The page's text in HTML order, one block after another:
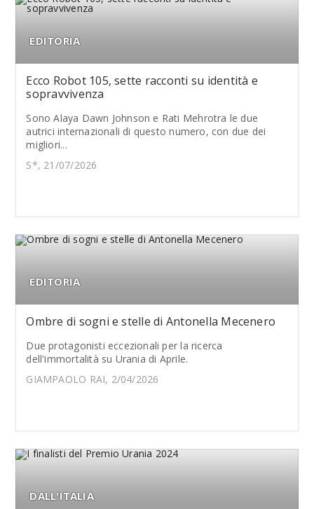
EDITORIA
Ecco Robot 105, sette racconti su identità e
sopravvivenza
Sono Alaya Dawn Johnson e Rati Mehrotra le due
autrici internazionali di questo numero, con due dei
migliori...
S*, 21/07/2026
EDITORIA
Ombre di sogni e stelle di Antonella Mecenero
Due protagonisti eccezionali per la ricerca
dell'immortalità su Urania di Aprile.
GIAMPAOLO RAI, 2/04/2026
DALL'ITALIA